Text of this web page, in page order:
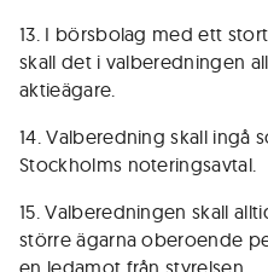
13. I börsbolag med ett
skall det i valberedningen
aktieägare.
14. Valberedning skall ingå
Stockholms noteringsavtal.
15. Valberedningen skall
större ägarna oberoende
en ledamot från styrelsen.